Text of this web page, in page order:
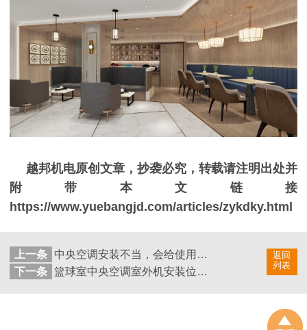
越邦机电原创文章，抄袭必究，转载请注明出处并
附带本文链接
https://www.yuebangjd.com/articles/zykdky.html
返回
列表
上一条
中央空调安装不当，会给使用带来哪些问题？
下一条
篮球室中央空调室外机安装位置怎么选？